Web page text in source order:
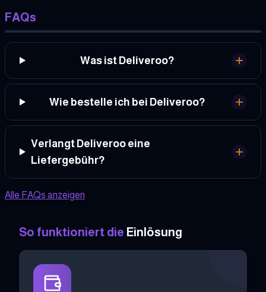
FAQs
Was ist Deliveroo?
Wie bestelle ich bei Deliveroo?
Verlangt Deliveroo eine
Liefergebühr?
Alle FAQs anzeigen
So funktioniert die Einlösung